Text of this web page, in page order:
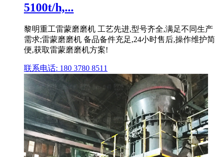
5100t/h,...
黎明重工雷蒙磨磨机 工艺先进,型号齐全,满足不同生产
需求;雷蒙磨磨机 备品备件充足,24小时售后,操作维护简
便,获取雷蒙磨磨机方案!
联系电话: 180 3780 8511